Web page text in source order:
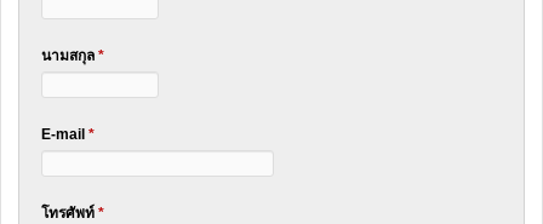
นามสกุล *
E-mail *
โทรศัพท์ *